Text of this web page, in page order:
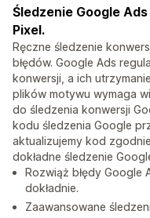
Śledzenie Google
Pixel.
Ręczne śledzenie
błędów. Google Ads
konwersji, a ich
plików motywu wymaga
do śledzenia konwersji
kodu śledzenia Google
aktualizujemy kod
dokładne śledzenie
Rozwiąż błędy Google
dokładnie.
Zaawansowane